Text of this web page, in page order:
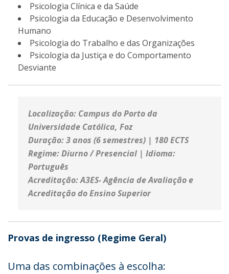
Psicologia Clínica e da Saúde
Psicologia da Educação e Desenvolvimento
Humano
Psicologia do Trabalho e das Organizações
Psicologia da Justiça e do Comportamento
Desviante
Localização: Campus do Porto da
Universidade Católica, Foz
Duração: 3 anos (6 semestres) | 180 ECTS
Regime: Diurno / Presencial | Idioma:
Português
Acreditação: A3ES- Agência de Avaliação e
Acreditação do Ensino Superior
Provas de ingresso (Regime Geral)
Uma das combinações à escolha: